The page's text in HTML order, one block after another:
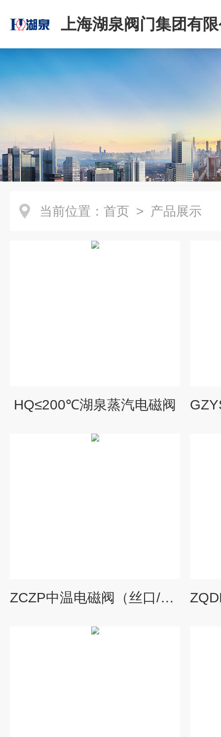
上海湖泉阀门集团有
当前位置： 首页 > 产品展示
HQ≤200℃湖泉蒸汽电磁阀
ZCZP中温电磁阀（丝口/法兰 0.05~1.6MPa ≤200℃）